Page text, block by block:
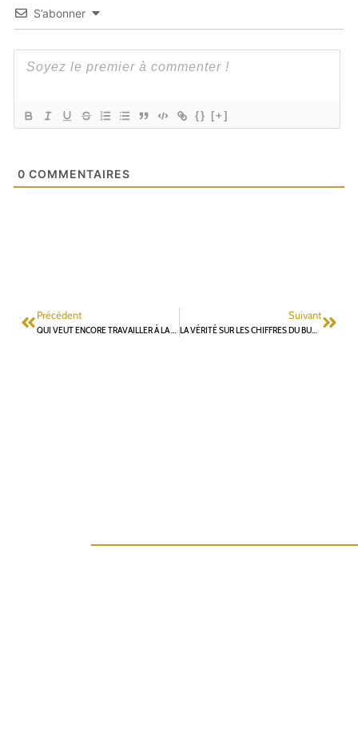
S’abonner
{} [+]
0 COMMENTAIRES
Précédent
QUI VEUT ENCORE TRAVAILLER À LA MAIRIE DE FONTENAY-AUX-ROSES ?
Suivant
LA VÉRITÉ SUR LES CHIFFRES DU BUDGET DE FONTENAY-AUX-ROSES – 4ÈME PARTIE : LE FINANCEMENT DES INVESTISSEMENTS